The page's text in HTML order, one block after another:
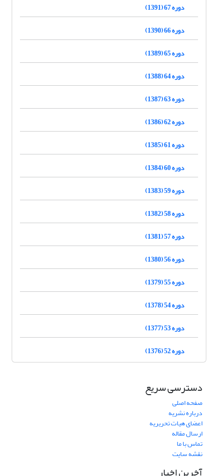
دوره 67 (1391)
دوره 66 (1390)
دوره 65 (1389)
دوره 64 (1388)
دوره 63 (1387)
دوره 62 (1386)
دوره 61 (1385)
دوره 60 (1384)
دوره 59 (1383)
دوره 58 (1382)
دوره 57 (1381)
دوره 56 (1380)
دوره 55 (1379)
دوره 54 (1378)
دوره 53 (1377)
دوره 52 (1376)
دسترسی سریع
صفحه اصلی
درباره نشریه
اعضای هیات تحریریه
ارسال مقاله
تماس با ما
نقشه سایت
آخرین اخبار